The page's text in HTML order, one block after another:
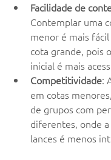
Facilidade de
Contemplar uma
menor é mais
cota grande, pois
inicial é mais
Competitividade:
em cotas
de grupos com
diferentes, onde
lances é menos